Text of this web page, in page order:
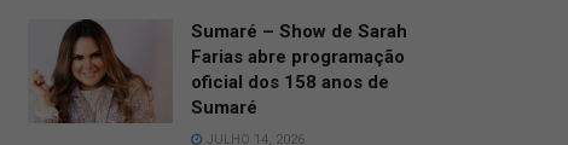
Sumaré – Show de Sarah
Farias abre programação
oficial dos 158 anos de
Sumaré
JULHO 14, 2026